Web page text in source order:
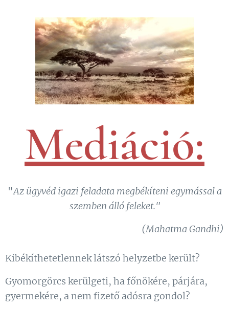
Mediáció:
"Az ügyvéd igazi feladata megbékíteni egymással a
szemben álló feleket."
(Mahatma Gandhi)
Kibékíthetetlennek látszó helyzetbe került?
Gyomorgörcs kerülgeti, ha főnökére, párjára,
gyermekére, a nem fizető adósra gondol?